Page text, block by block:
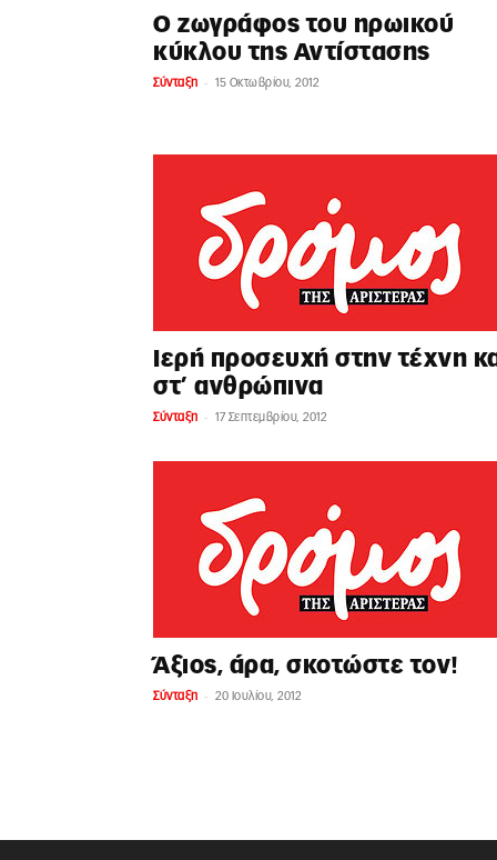
Ο ζωγράφος του ηρωικού
κύκλου της Αντίστασης
Σύνταξη - 15 Οκτωβρίου, 2012
Ιερή προσευχή στην τέχνη
στ’ ανθρώπινα
Σύνταξη - 17 Σεπτεμβρίου, 2012
Άξιος, άρα, σκοτώστε τον!
Σύνταξη - 20 Ιουλίου, 2012